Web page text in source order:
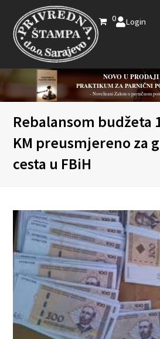
0 Login
NOVO U PRODAJI
PRAKTIKUM ZA PARNIČNI
- Novelirani Zakon o parničnom
Rebalansom budžeta
KM preusmjereno za
cesta u FBiH